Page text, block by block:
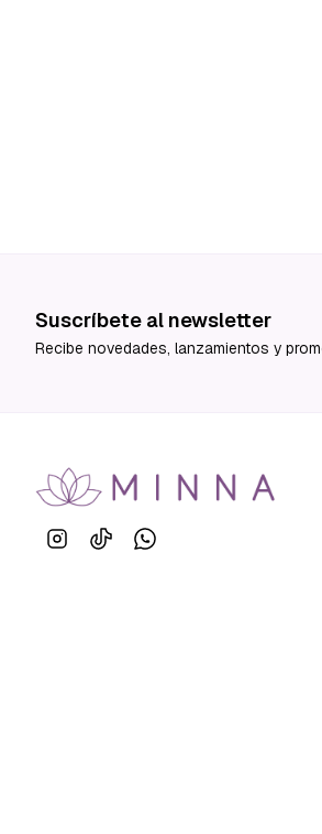
Suscríbete al newsletter
Recibe novedades, lanzamientos y